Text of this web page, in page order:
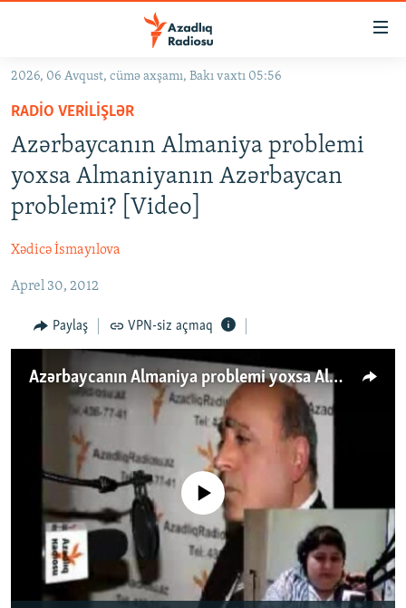
Əsas
qayıt
Əsas
naviqasiyaya
qayıt
Axtarışa
GÜNDƏM
#İZAHLA
KORRUPSIOMETR
#ƏSLINDƏ
QANUNI DOĞRU
ARAŞDIRMA
MULTIMEDIA
FOTOQALEREYA
KARIKATURA
RADIO ARXIV
OXU ZALI
AZƏRBAYCAN ƏDƏBIYYATI KITABXANASI
İSLAM VƏ DEMOKRATIYA
İZ - MƏDƏNIYYƏT PROQRAMI
HAQQIMIZDA
PEŞƏ ETIKASI VƏ JURNALISTIKA STANDARTLARIMIZ
MATERIALLARIMIZDAN ISTIFADƏ
AZADLIQRADIOSU MOBIL TELEFONUNUZDA
BIZIMLƏ ƏLAQƏ
XƏBƏR BÜLLETENLƏRIMIZ
RFE/RL-in bütün saytları
2026, 06 Avqust, cümə axşamı, Bakı vaxtı 05:56
RADIO VERILIŞLƏR
Azərbaycanın Almaniya problemi
yoxsa Almaniyanın Azərbaycan
problemi? [Video]
Xədicə İsmayılova
Aprel 30, 2012
Paylaş VPN-siz açmaq
Azərbaycanın Almaniya problemi yoxsa Almaniyanın Azərbaycan
No media source currently available